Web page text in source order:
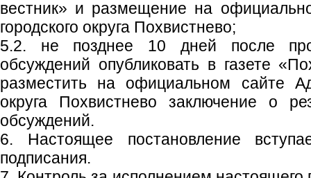
вестник» и размещение на
городского округа Похвистнево;
5.2. не позднее 10 дней после
обсуждений опубликовать в газете
разместить на официальном сайте
округа Похвистнево заключение о
обсуждений.
6. Настоящее постановление
подписания.